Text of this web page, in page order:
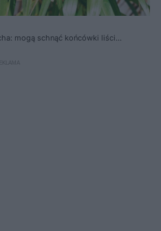
mogą schnąć końcówki liści